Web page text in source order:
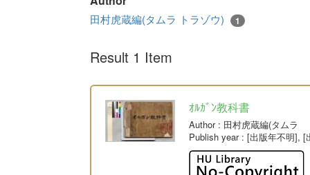
田村虎蔵編(タムラ トラゾウ) 1
Result 1 Item
ｵﾙｶﾞﾝ教科書
Author: 田村虎蔵編(タムラ
Publish year: [出版年不明], [